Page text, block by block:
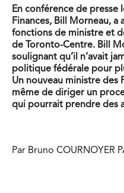
En conférence de presse
Finances, Bill Morneau, a
fonctions de ministre et
de Toronto-Centre. Bill
soulignant qu’il n’avait
politique fédérale pour
Un nouveau ministre des
même de diriger un
qui pourrait prendre des
Par Bruno COURNOYER